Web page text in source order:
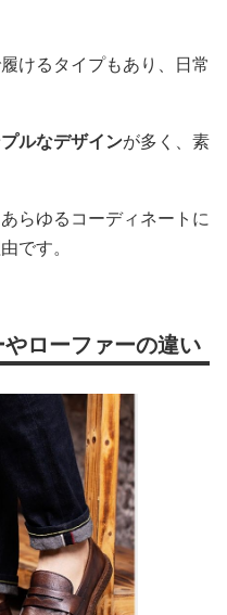
けるタイプもあり、日常
ルなデザインが多く、素
らゆるコーディネートに
です。
ローファーの違い